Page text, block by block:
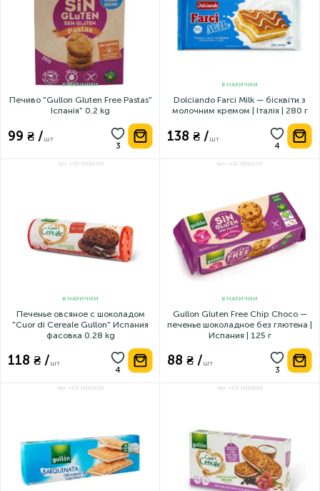
В НАЛИЧИИ
Печиво "Gullon Gluten Free Pastas"
Іспанія" 0.2 kg
99 ₴ /шт
В НАЛИЧИИ
Dolciando Farci Milk — бісквіти з
молочним кремом | Італія | 280 г
138 ₴ /шт
Арт: НФ-00001789
В НАЛИЧИИ
Печенье овсяное с шоколадом
"Cuor di Cereale Gullon" Испания
фасовка 0.28 kg
118 ₴ /шт
Арт: НФ-00002378
В НАЛИЧИИ
Gullon Gluten Free Chip Choco —
печенье шоколадное без глютена |
Испания | 125 г
88 ₴ /шт
Арт: НФ-00002028 Арт: НФ-00001669